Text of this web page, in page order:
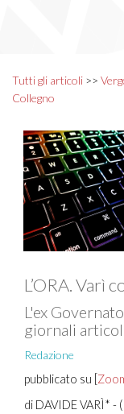
Tutti gli articoli >>
Collegno
L’ORA. Varì
L'ex
giornali
Redazione
pubblicato su [
di DAVIDE VARÌ* -